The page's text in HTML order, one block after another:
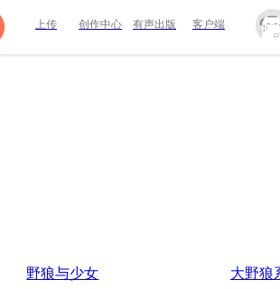
上传 创作中心 有声出版 客户端
野狼与少女
大野狼